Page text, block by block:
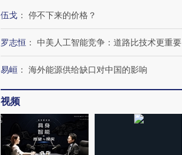
伍戈 ： 停不下来的价格？
罗志恒 ： 中美人工智能竞争：道路比技术更重要
易峘 ： 海外能源供给缺口对中国的影响
视频